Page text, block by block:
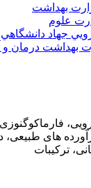
بهداشت
علوم
جهاد دانشگاهي
بهداشت درمان و
فارماکوگنوزی،
های طبیعی،
ترکیبات